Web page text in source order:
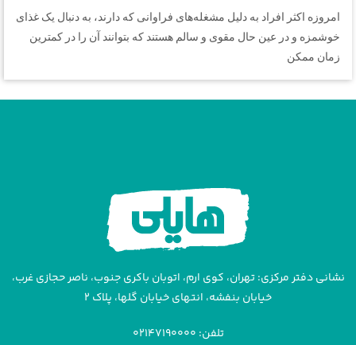
امروزه اکثر افراد به دلیل مشغله‌های فراوانی که دارند، به دنبال یک غذای
خوشمزه و در عین حال مقوی و سالم هستند که بتوانند آن را در کمترین
زمان ممکن
نشانی دفتر مرکزی: تهران، کوی ارم، اتوبان باکری جنوب، ناصر حجازی غرب،
خیابان بنفشه، انتهای خیابان گلها، پلاک ۲
تلفن: ۰۲۱۴۷۱۹۰۰۰۰